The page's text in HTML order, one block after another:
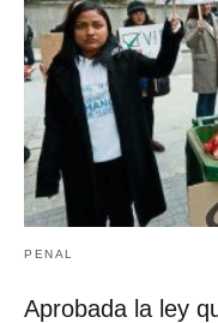
PENAL
Aprobada la ley